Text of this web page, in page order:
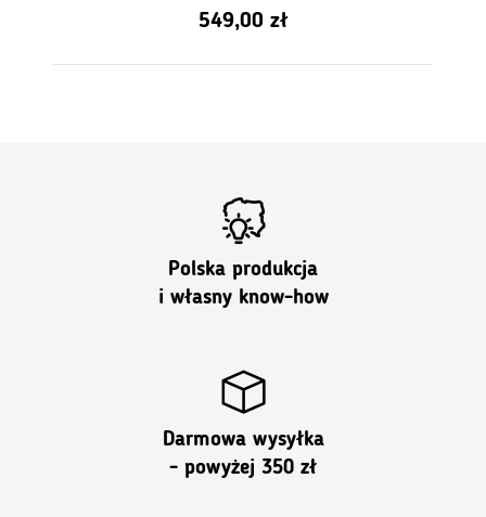
5.00
z 5
549,00 zł
Polska produkcja
i własny know-how
Darmowa wysyłka
- powyżej 350 zł